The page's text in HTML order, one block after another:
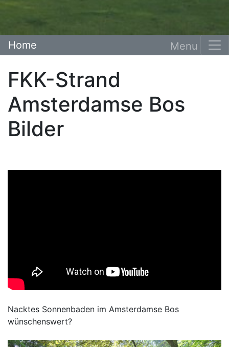
Home
FKK-Strand
Amsterdamse Bos
Bilder
Nacktes Sonnenbaden im Amsterdamse Bos
wünschenswert?